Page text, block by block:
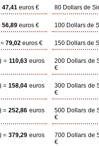
47,41 euros € 80 Dollars de
56,89 euros € 100 Dollars de
79,02 euros € 150 Dollars de
=110,63 euros
200 Dollars de
€
=158,04 euros
300 Dollars de
€
=252,86 euros
500 Dollars de
€
=379,29 euros
700 Dollars de
€